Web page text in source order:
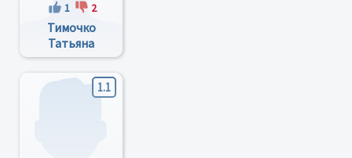
1 2
Тимочко
Татьяна
Валентиновна
1.1